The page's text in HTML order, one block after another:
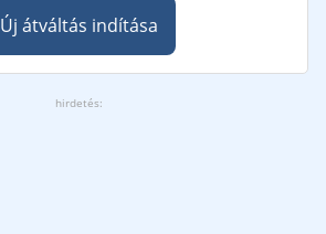
Új átváltás indítása
hirdetés: